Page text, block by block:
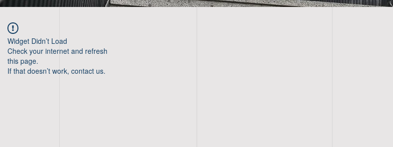
Widget Didn’t Load
Check your internet and refresh
this page.
If that doesn’t work, contact us.